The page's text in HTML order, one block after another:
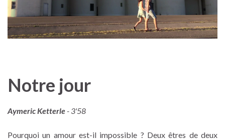
Notre jour
Aymeric Ketterle- 3'58
Pourquoi un amour est-il impossible ? Deux êtres de deux